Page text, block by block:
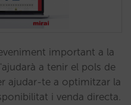
important a la
a tenir el pols de
ajudar-te a optimitzar la
i venda directa.